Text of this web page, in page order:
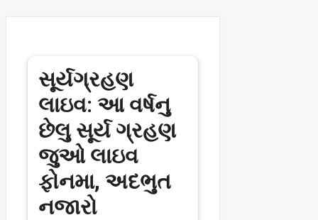
સૂર્યગ્રહણ
લાઇવ: આ વર્ષનુ
છેલુ સૂર્ય ગ્રહણ
જુઓ લાઇવ
ફોનમા, અદભુત
નજારો